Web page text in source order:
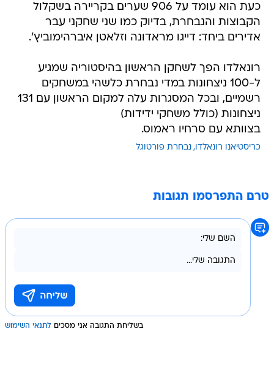
כעת הוא עומד על 906 שערים בקריירה בשקלול
הקבוצות והנבחרת, בדיוק כמו שני שחקני עבר
אדירים ביחד: דייגו מראדונה וזלאטן איברהימוביץ'.
רונאלדו הפך לשחקן הראשון בהיסטוריה שמגיע
ל-100 ניצחונות במדי נבחרת כלשהי במשחקים
רשמיים, ובכל המסגרות עלה למקום הראשון עם 131
ניצחונות (כולל משחקי ידידות)
בצוותא עם סרחיו ראמוס.
כריסטיאנו רונאלדו נבחרת פורטוגל
טרם התפרסמו תגובות
בשליחת התגובה אני מסכים לתנאי השימוש